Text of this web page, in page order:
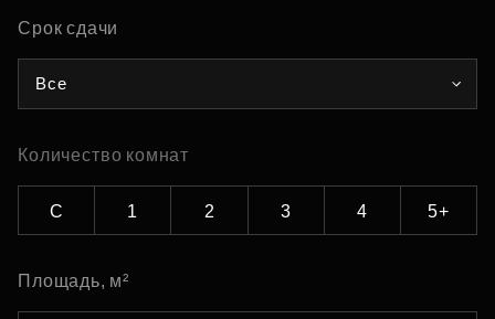
Срок сдачи
Все
Количество комнат
С 1 2 3 4 5+
Площадь, м²